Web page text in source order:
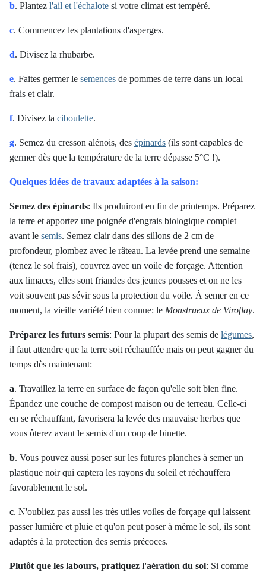
b. Plantez l'ail et l'échalote si votre climat est tempéré.
c. Commencez les plantations d'asperges.
d. Divisez la rhubarbe.
e. Faites germer le semences de pommes de terre dans un local
frais et clair.
f. Divisez la ciboulette.
g. Semez du cresson alénois, des épinards (ils sont capables de
germer dès que la température de la terre dépasse 5°C !).
Quelques idées de travaux adaptées à la saison:
Semez des épinards: Ils produiront en fin de printemps. Préparez
la terre et apportez une poignée d'engrais biologique complet
avant le semis. Semez clair dans des sillons de 2 cm de
profondeur, plombez avec le râteau. La levée prend une semaine
(tenez le sol frais), couvrez avec un voile de forçage. Attention
aux limaces, elles sont friandes des jeunes pousses et on ne les
voit souvent pas sévir sous la protection du voile. À semer en ce
moment, la vieille variété bien connue: le Monstrueux de Viroflay.
Préparez les futurs semis: Pour la plupart des semis de légumes,
il faut attendre que la terre soit réchauffée mais on peut gagner du
temps dès maintenant:
a. Travaillez la terre en surface de façon qu'elle soit bien fine.
Épandez une couche de compost maison ou de terreau. Celle-ci
en se réchauffant, favorisera la levée des mauvaise herbes que
vous ôterez avant le semis d'un coup de binette.
b. Vous pouvez aussi poser sur les futures planches à semer un
plastique noir qui captera les rayons du soleil et réchauffera
favorablement le sol.
c. N'oubliez pas aussi les très utiles voiles de forçage qui laissent
passer lumière et pluie et qu'on peut poser à même le sol, ils sont
adaptés à la protection des semis précoces.
Plutôt que les labours, pratiquez l'aération du sol: Si comme